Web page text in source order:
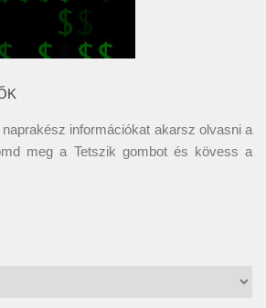
információkat akarsz olvasni a
meg a Tetszik gombot és kövess a